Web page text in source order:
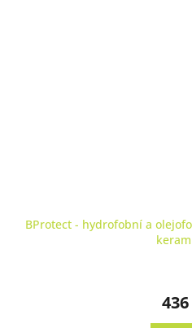
BProtect - hydrofobní a